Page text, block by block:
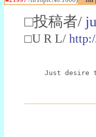
□投稿者/
□U R L/
Just desire